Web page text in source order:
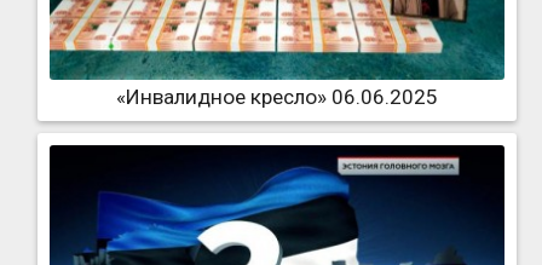
«Инвалидное кресло» 06.06.2025